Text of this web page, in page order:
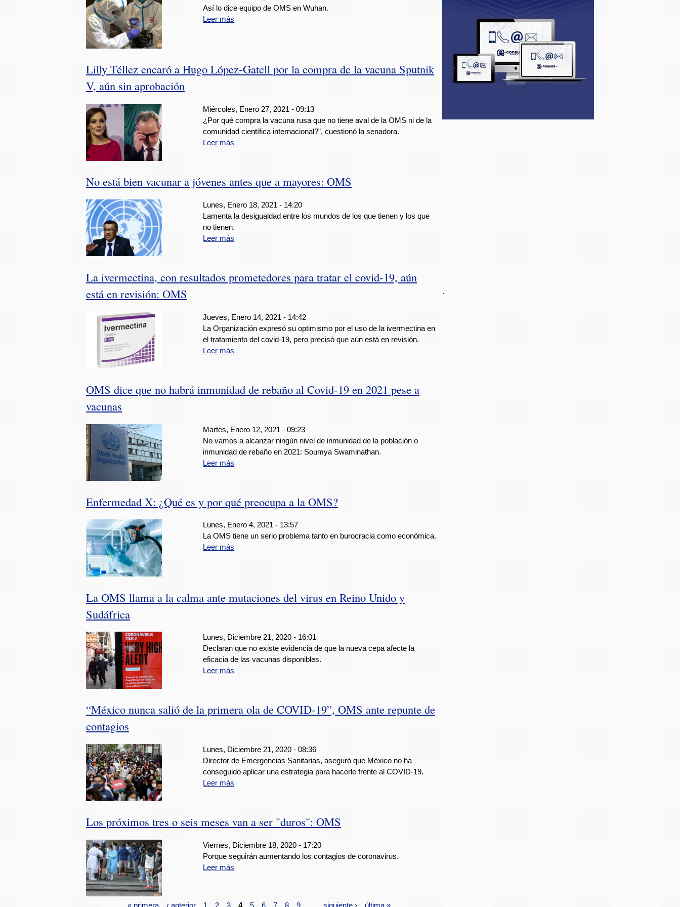
Así lo dice equipo de OMS en Wuhan.
Leer más
Lilly Téllez encaró a Hugo López-Gatell por la compra de la vacuna Sputnik
V, aún sin aprobación
Miércoles, Enero 27, 2021 - 09:13
¿Por qué compra la vacuna rusa que no tiene aval de la OMS ni de la
comunidad científica internacional?”, cuestionó la senadora.
Leer más
No está bien vacunar a jóvenes antes que a mayores: OMS
Lunes, Enero 18, 2021 - 14:20
Lamenta la desigualdad entre los mundos de los que tienen y los que
no tienen.
Leer más
La ivermectina, con resultados prometedores para tratar el covid-19, aún
está en revisión: OMS
Jueves, Enero 14, 2021 - 14:42
La Organización expresó su optimismo por el uso de la ivermectina en
el tratamiento del covid-19, pero precisó que aún está en revisión.
Leer más
OMS dice que no habrá inmunidad de rebaño al Covid-19 en 2021 pese a
vacunas
Martes, Enero 12, 2021 - 09:23
No vamos a alcanzar ningún nivel de inmunidad de la población o
inmunidad de rebaño en 2021: Soumya Swaminathan.
Leer más
Enfermedad X: ¿Qué es y por qué preocupa a la OMS?
Lunes, Enero 4, 2021 - 13:57
La OMS tiene un serio problema tanto en burocracia como económica.
Leer más
La OMS llama a la calma ante mutaciones del virus en Reino Unido y
Sudáfrica
Lunes, Diciembre 21, 2020 - 16:01
Declaran que no existe evidencia de que la nueva cepa afecte la
eficacia de las vacunas disponibles.
Leer más
“México nunca salió de la primera ola de COVID-19”, OMS ante repunte de
contagios
Lunes, Diciembre 21, 2020 - 08:36
Director de Emergencias Sanitarias, aseguró que México no ha
conseguido aplicar una estrategia para hacerle frente al COVID-19.
Leer más
Los próximos tres o seis meses van a ser "duros": OMS
Viernes, Diciembre 18, 2020 - 17:20
Porque seguirán aumentando los contagios de coronavirus.
Leer más
« primera ‹ anterior 1 2 3 4 5 6 7 8 9 siguiente › última »
.